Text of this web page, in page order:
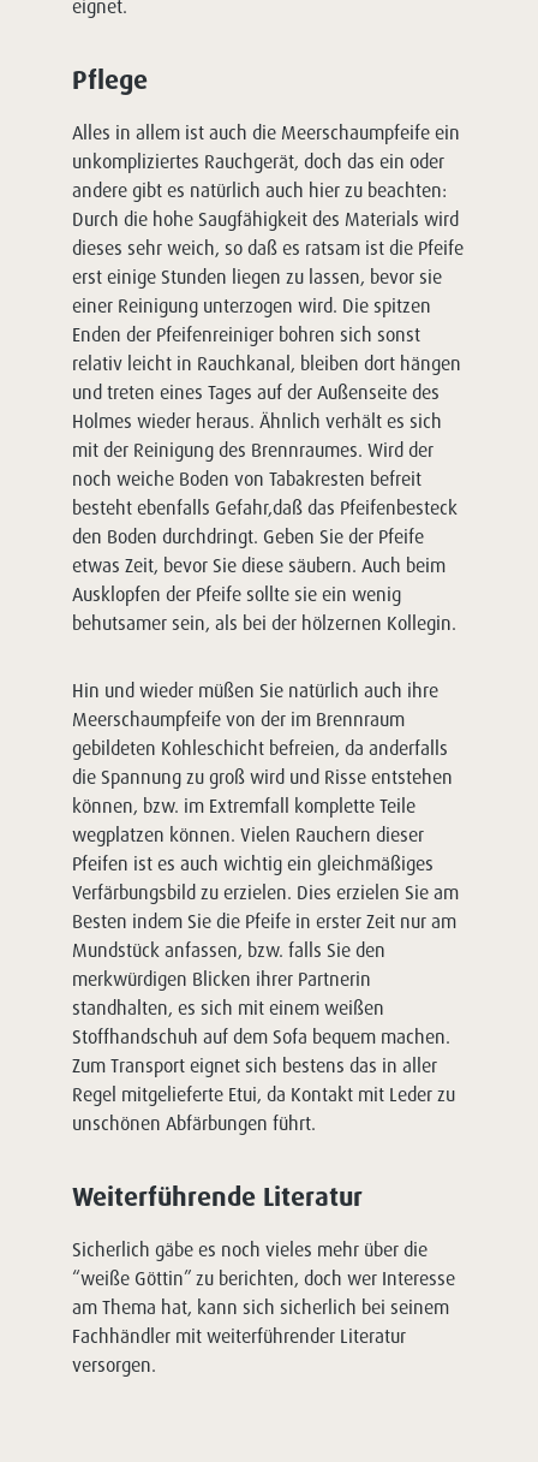
eignet.
Pflege
Alles in allem ist auch die Meerschaumpfeife ein
unkompliziertes Rauchgerät, doch das ein oder
andere gibt es natürlich auch hier zu beachten:
Durch die hohe Saugfähigkeit des Materials wird
dieses sehr weich, so daß es ratsam ist die Pfeife
erst einige Stunden liegen zu lassen, bevor sie
einer Reinigung unterzogen wird. Die spitzen
Enden der Pfeifenreiniger bohren sich sonst
relativ leicht in Rauchkanal, bleiben dort hängen
und treten eines Tages auf der Außenseite des
Holmes wieder heraus. Ähnlich verhält es sich
mit der Reinigung des Brennraumes. Wird der
noch weiche Boden von Tabakresten befreit
besteht ebenfalls Gefahr,daß das Pfeifenbesteck
den Boden durchdringt. Geben Sie der Pfeife
etwas Zeit, bevor Sie diese säubern. Auch beim
Ausklopfen der Pfeife sollte sie ein wenig
behutsamer sein, als bei der hölzernen Kollegin.
Hin und wieder müßen Sie natürlich auch ihre
Meerschaumpfeife von der im Brennraum
gebildeten Kohleschicht befreien, da anderfalls
die Spannung zu groß wird und Risse entstehen
können, bzw. im Extremfall komplette Teile
wegplatzen können. Vielen Rauchern dieser
Pfeifen ist es auch wichtig ein gleichmäßiges
Verfärbungsbild zu erzielen. Dies erzielen Sie am
Besten indem Sie die Pfeife in erster Zeit nur am
Mundstück anfassen, bzw. falls Sie den
merkwürdigen Blicken ihrer Partnerin
standhalten, es sich mit einem weißen
Stoffhandschuh auf dem Sofa bequem machen.
Zum Transport eignet sich bestens das in aller
Regel mitgelieferte Etui, da Kontakt mit Leder zu
unschönen Abfärbungen führt.
Weiterführende Literatur
Sicherlich gäbe es noch vieles mehr über die
“weiße Göttin” zu berichten, doch wer Interesse
am Thema hat, kann sich sicherlich bei seinem
Fachhändler mit weiterführender Literatur
versorgen.